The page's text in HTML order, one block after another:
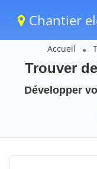
Chantier
Accueil
Trouver
Développer